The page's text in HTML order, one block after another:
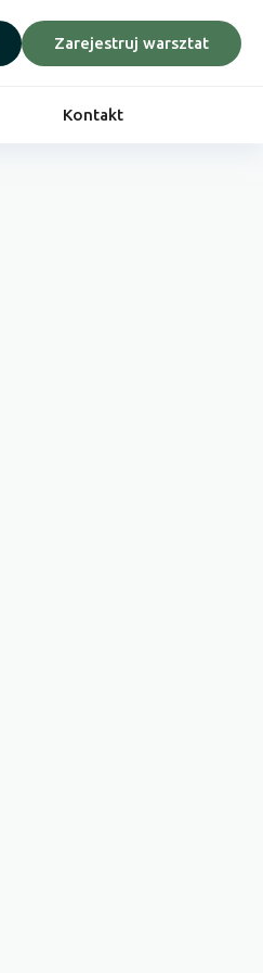
Zarejestruj warsztat
Kontakt